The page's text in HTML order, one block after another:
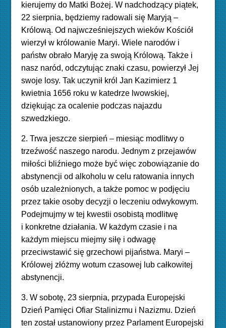
kierujemy do Matki Bożej. W nadchodzący piątek,
22 sierpnia, będziemy radowali się Maryją –
Królową. Od najwcześniejszych wieków Kościół
wierzył w królowanie Maryi. Wiele narodów i
państw obrało Maryję za swoją Królową. Także i
nasz naród, odczytując znaki czasu, powierzył Jej
swoje losy. Tak uczynił król Jan Kazimierz 1
kwietnia 1656 roku w katedrze lwowskiej,
dziękując za ocalenie podczas najazdu
szwedzkiego.
2. Trwa jeszcze sierpień – miesiąc modlitwy o
trzeźwość naszego narodu. Jednym z przejawów
miłości bliźniego może być więc zobowiązanie do
abstynencji od alkoholu w celu ratowania innych
osób uzależnionych, a także pomoc w podjęciu
przez takie osoby decyzji o leczeniu odwykowym.
Podejmujmy w tej kwestii osobistą modlitwę
i konkretne działania. W każdym czasie i na
każdym miejscu miejmy siłę i odwagę
przeciwstawić się grzechowi pijaństwa. Maryi –
Królowej złóżmy wotum czasowej lub całkowitej
abstynencji.
3. W sobotę, 23 sierpnia, przypada Europejski
Dzień Pamięci Ofiar Stalinizmu i Nazizmu. Dzień
ten został ustanowiony przez Parlament Europejski